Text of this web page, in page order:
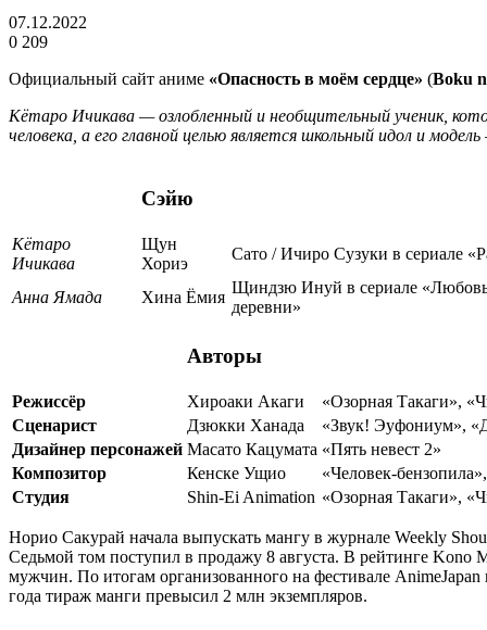
07.12.2022
0 209
Официальный сайт аниме «Опасность в моём сердце» (Boku
Кётаро Ичикава — озлобленный и необщительный ученик,
человека, а его главной целью является школьный идол и
Сэйю
Кётаро
Ичикава
Щун
Хориэ
Сато / Ичиро Сузуки в сериале
Анна Ямада Хина Ёмия
Щиндзю Инуй в сериале «Любовь
деревни»
Авторы
Режиссёр Хироаки Акаги
«Озорная Такаги»,
Сценарист
Дзюкки Ханада
«Звук! Эуфониум»,
Дизайнер персонажей Масато Кацумата «Пять невест 2»
Композитор
Кенске Ущио
«Человек-
Студия
Shin-Ei Animation «Озорная Такаги»,
Норио Сакурай начала выпускать мангу в журнале Weekly
Седьмой том поступил в продажу 8 августа. В рейтинге Kono
мужчин. По итогам организованного на фестивале
года тираж манги превысил 2 млн экземпляров.